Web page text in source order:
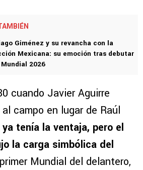
Giménez y su revancha con la
Mexicana: su emoción tras debutar
2026
cuando Javier Aguirre
campo en lugar de Raúl
tenía la ventaja, pero el
la carga simbólica del
Mundial del delantero,